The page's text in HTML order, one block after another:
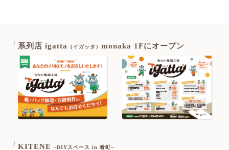
系列店 igatta （イガッタ） monaka 1Fにオープン
KITENE ~DIYスペース in 肴町~